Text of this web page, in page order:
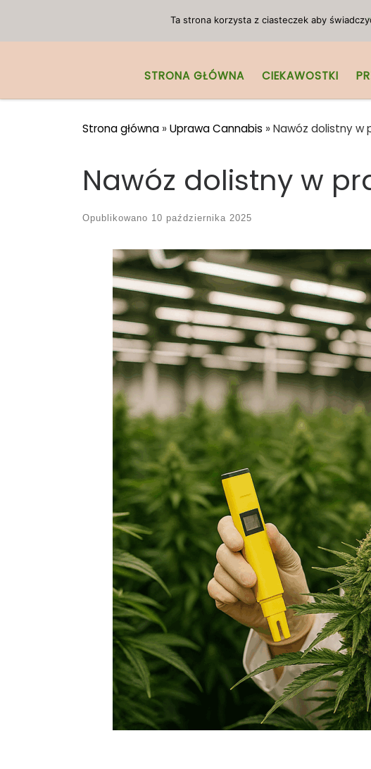
STRONA GŁÓWNA CIEKAWOSTKI
Strona główna » Uprawa Cannabis » Nawóz dolistny w
Nawóz dolistny w
Opublikowano 10 października 2025
Ta strona korzysta z ciasteczek aby